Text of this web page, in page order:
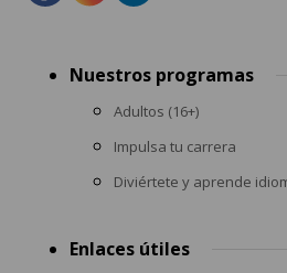
menuNuestros programas
Adultos (16+)
Impulsa tu carrera
Diviértete y aprende
Enlaces útiles